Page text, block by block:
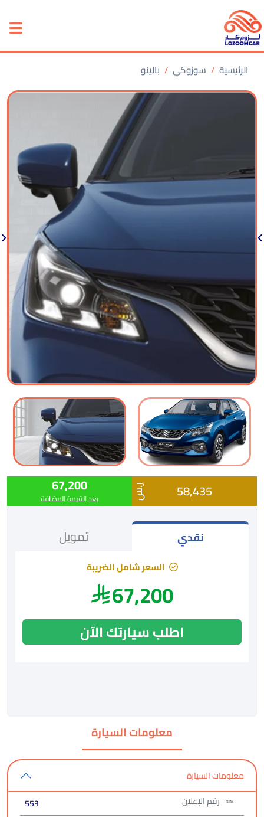
الرئيسية سوزوكي بالينو
58,435 ر.س 67,200
بعد القيمة المضافة
نقدي تمويل
السعر شامل الضريبة
67,200
اطلب سيارتك الآن
معلومات السيارة
معلومات السيارة
رقم الإعلان
553